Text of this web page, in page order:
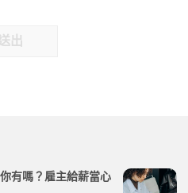
出
有嗎？雇主給薪當心